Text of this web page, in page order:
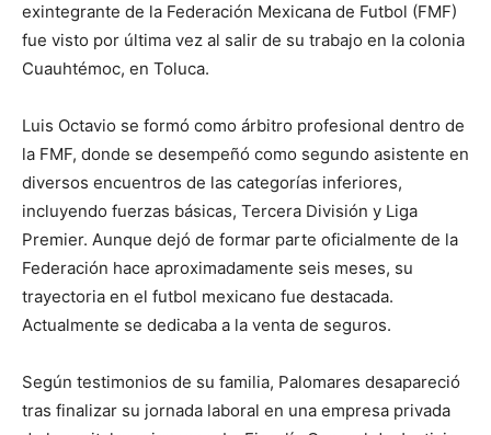
exintegrante de la Federación Mexicana de Futbol (FMF)
fue visto por última vez al salir de su trabajo en la colonia
Cuauhtémoc, en Toluca.
Luis Octavio se formó como árbitro profesional dentro de
la FMF, donde se desempeñó como segundo asistente en
diversos encuentros de las categorías inferiores,
incluyendo fuerzas básicas, Tercera División y Liga
Premier. Aunque dejó de formar parte oficialmente de la
Federación hace aproximadamente seis meses, su
trayectoria en el futbol mexicano fue destacada.
Actualmente se dedicaba a la venta de seguros.
Según testimonios de su familia, Palomares desapareció
tras finalizar su jornada laboral en una empresa privada